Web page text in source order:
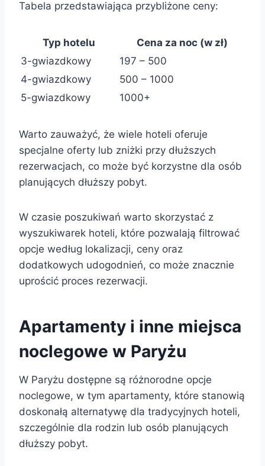
Tabela przedstawiająca przybliżone ceny:
Typ hotelu
Cena za noc (w zł)
3-gwiazdkowy
197 – 500
4-gwiazdkowy
500 – 1000
5-gwiazdkowy
1000+
Warto zauważyć, że wiele hoteli oferuje
specjalne oferty lub zniżki przy dłuższych
rezerwacjach, co może być korzystne dla osób
planujących dłuższy pobyt.
W czasie poszukiwań warto skorzystać z
wyszukiwarek hoteli, które pozwalają filtrować
opcje według lokalizacji, ceny oraz
dodatkowych udogodnień, co może znacznie
uprościć proces rezerwacji.
Apartamenty i inne miejsca
noclegowe w Paryżu
W Paryżu dostępne są różnorodne opcje
noclegowe, w tym apartamenty, które stanowią
doskonałą alternatywę dla tradycyjnych hoteli,
szczególnie dla rodzin lub osób planujących
dłuższy pobyt.